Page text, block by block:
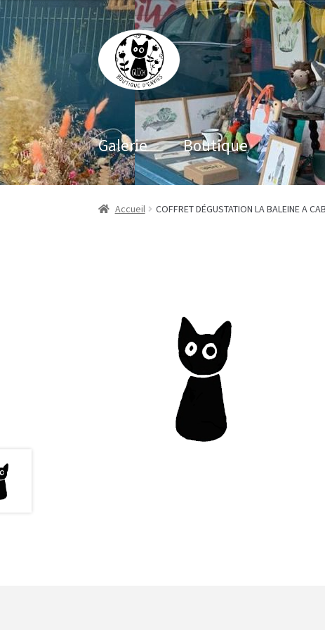
Aller
à
la
navigation
Aller
au
contenu
Galerie Boutique
Accueil COFFRET DÉGUSTATION LA BALEINE A